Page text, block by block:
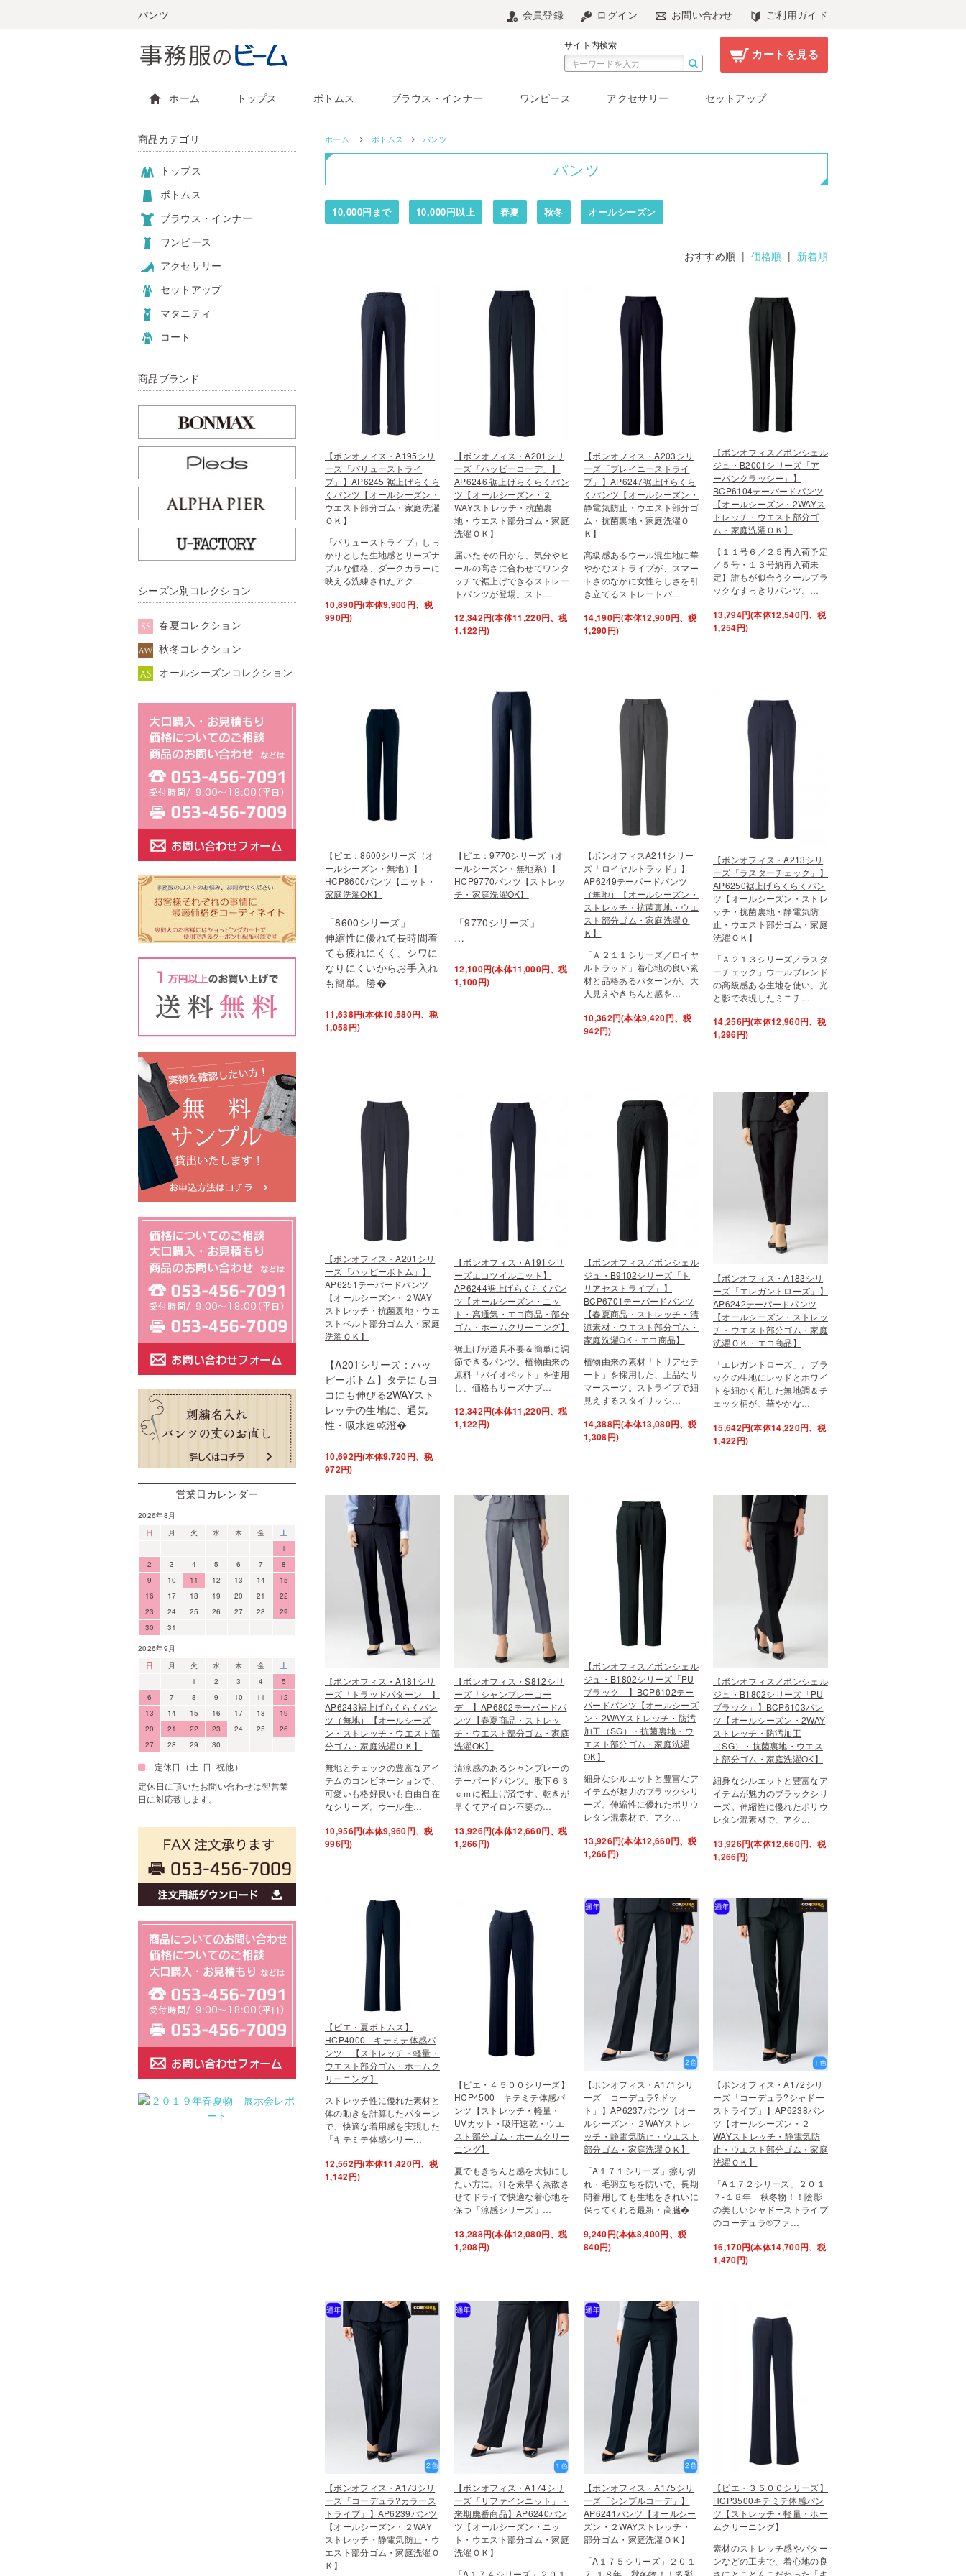
パンツ 会員登録 ログイン お問い合わせ ご利用ガイド
サイト内検索
カートを見る
ホーム トップス ボトムス ブラウス・インナー ワンピース アクセサリー セットアップ
ホーム ボトムス パンツ
パンツ
10,000円まで 10,000円以上 春夏 秋冬 オールシーズン
おすすめ順 | 価格順 | 新着順
【ボンオフィス・A195シリ
ーズ「バリューストライ
プ」】AP6245 裾上げらくら
くパンツ【オールシーズン・
ウエスト部分ゴム・家庭洗濯
ＯＫ】
「バリューストライプ」しっ
かりとした生地感とリーズナ
ブルな価格、ダークカラーに
映える洗練されたアク…
10,890円(本体9,900円、税
990円)
【ボンオフィス・A201シリ
ーズ「ハッピーコーデ」】
AP6246 裾上げらくらくパン
ツ【オールシーズン・２
WAYストレッチ・抗菌裏
地・ウエスト部分ゴム・家庭
洗濯ＯＫ】
届いたその日から、気分やヒ
ールの高さに合わせてワンタ
ッチで裾上げできるストレー
トパンツが登場。スト…
12,342円(本体11,220円、税
1,122円)
【ボンオフィス・A203シリ
ーズ「ブレイニーストライ
プ」】AP6247裾上げらくら
くパンツ【オールシーズン・
静電気防止・ウエスト部分ゴ
ム・抗菌裏地・家庭洗濯Ｏ
Ｋ】
高級感あるウール混生地に華
やかなストライプが、スマー
トさのなかに女性らしさを引
き立てるストレートパ…
14,190円(本体12,900円、税
1,290円)
【ボンオフィス／ボンシェル
ジュ・B2001シリーズ「ア
ーバンクラッシー」】
BCP6104テーパードパンツ
【オールシーズン・2WAYス
トレッチ・ウエスト部分ゴ
ム・家庭洗濯ＯＫ】
【１１号６／２５再入荷予定
／５号・１３号納再入荷未
定】誰もが似合うクールブラ
ックなすっきりパンツ。…
13,794円(本体12,540円、税
1,254円)
【ピエ：8600シリーズ（オ
ールシーズン・無地）】
HCP8600パンツ【ニット・
家庭洗濯OK】
「8600シリーズ」
伸縮性に優れて長時間着
ても疲れにくく、シワに
なりにくいからお手入れ
も簡単。勝�
11,638円(本体10,580円、税
1,058円)
【ピエ：9770シリーズ（オ
ールシーズン・無地系）】
HCP9770パンツ【ストレッ
チ・家庭洗濯OK】
「9770シリーズ」
…
12,100円(本体11,000円、税
1,100円)
【ボンオフィスA211シリー
ズ「ロイヤルトラッド」】
AP6249テーパードパンツ
（無地）【オールシーズン・
ストレッチ・抗菌裏地・ウエ
スト部分ゴム・家庭洗濯Ｏ
Ｋ】
「Ａ２１１シリーズ／ロイヤ
ルトラッド」着心地の良い素
材と品格あるパターンが、大
人見えやきちんと感を…
10,362円(本体9,420円、税
942円)
【ボンオフィス・A213シリ
ーズ「ラスターチェック」】
AP6250裾上げらくらくパン
ツ【オールシーズン・ストレ
ッチ・抗菌裏地・静電気防
止・ウエスト部分ゴム・家庭
洗濯ＯＫ】
「Ａ２１３シリーズ／ラスタ
ーチェック」ウールブレンド
の高級感ある生地を使い、光
と影で表現したミニチ…
14,256円(本体12,960円、税
1,296円)
【ボンオフィス・A201シリ
ーズ「ハッピーボトム」】
AP6251テーパードパンツ
【オールシーズン・２WAY
ストレッチ・抗菌裏地・ウエ
ストベルト部分ゴム入・家庭
洗濯ＯＫ】
【A201シリーズ：ハッ
ピーボトム】タテにもヨ
コにも伸びる2WAYスト
レッチの生地に、通気
性・吸水速乾澄�
10,692円(本体9,720円、税
972円)
【ボンオフィス・A191シリ
ーズエコツイルニット】
AP6244裾上げらくらくパン
ツ【オールシーズン・ニッ
ト・高通気・エコ商品・部分
ゴム・ホームクリーニング】
裾上げが道具不要＆簡単に調
節できるパンツ。植物由来の
原料「バイオペット」を使用
し、価格もリーズナブ…
12,342円(本体11,220円、税
1,122円)
【ボンオフィス／ボンシェル
ジュ・B9102シリーズ「ト
リアセストライプ」】
BCP6701テーパードパンツ
【春夏商品・ストレッチ・清
涼素材・ウエスト部分ゴム・
家庭洗濯OK・エコ商品】
植物由来の素材「トリアセテ
ート」を採用した、上品なサ
マースーツ。ストライプで細
見えするスタイリッシ…
14,388円(本体13,080円、税
1,308円)
【ボンオフィス・A183シリ
ーズ「エレガントローズ」】
AP6242テーパードパンツ
【オールシーズン・ストレッ
チ・ウエスト部分ゴム・家庭
洗濯ＯＫ・エコ商品】
「エレガントローズ」。ブラ
ックの生地にレッドとホワイ
トを細かく配した無地調＆チ
ェック柄が、華やかな…
15,642円(本体14,220円、税
1,422円)
【ボンオフィス・A181シリ
ーズ「トラッドパターン」】
AP6243裾上げらくらくパン
ツ（無地）【オールシーズ
ン・ストレッチ・ウエスト部
分ゴム・家庭洗濯ＯＫ】
無地とチェックの豊富なアイ
テムのコンビネーションで、
可愛いも格好良いも自由自在
なシリーズ。ウール生…
10,956円(本体9,960円、税
996円)
【ボンオフィス・S812シリ
ーズ「シャンブレーコー
デ」】AP6802テーパードパ
ンツ【春夏商品・ストレッ
チ・ウエスト部分ゴム・家庭
洗濯OK】
清涼感のあるシャンブレーの
テーパードパンツ。股下６３
ｃｍに裾上げ済です。乾きが
早くてアイロン不要の…
13,926円(本体12,660円、税
1,266円)
【ボンオフィス／ボンシェル
ジュ・B1802シリーズ「PU
ブラック」】BCP6102テー
パードパンツ【オールシーズ
ン・2WAYストレッチ・防汚
加工（SG）・抗菌裏地・ウ
エスト部分ゴム・家庭洗濯
OK】
細身なシルエットと豊富なア
イテムが魅力のブラックシリ
ーズ。伸縮性に優れたポリウ
レタン混素材で、アク…
13,926円(本体12,660円、税
1,266円)
【ボンオフィス／ボンシェル
ジュ・B1802シリーズ「PU
ブラック」】BCP6103パン
ツ【オールシーズン・2WAY
ストレッチ・防汚加工
（SG）・抗菌裏地・ウエス
ト部分ゴム・家庭洗濯OK】
細身なシルエットと豊富なア
イテムが魅力のブラックシリ
ーズ。伸縮性に優れたポリウ
レタン混素材で、アク…
13,926円(本体12,660円、税
1,266円)
【ピエ・夏ボトムス】
HCP4000 キテミテ体感パ
ンツ 【ストレッチ・軽量・
ウエスト部分ゴム・ホームク
リーニング】
ストレッチ性に優れた素材と
体の動きを計算したパターン
で、快適な着用感を実現した
「キテミテ体感シリー…
12,562円(本体11,420円、税
1,142円)
【ピエ・４５００シリーズ】
HCP4500 キテミテ体感パ
ンツ【ストレッチ・軽量・
UVカット・吸汗速乾・ウエ
スト部分ゴム・ホームクリー
ニング】
夏でもきちんと感を大切にし
たい方に。汗を素早く蒸散さ
せてドライで快適な着心地を
保つ「涼感シリーズ」…
13,288円(本体12,080円、税
1,208円)
【ボンオフィス・A171シリ
ーズ「コーデュラ?ドッ
ト」】AP6237パンツ【オー
ルシーズン・２WAYストレ
ッチ・静電気防止・ウエスト
部分ゴム・家庭洗濯ＯＫ】
「A１７１シリーズ」擦り切
れ・毛羽立ちを防いで、長期
間着用しても生地をきれいに
保ってくれる最新・高臓�
9,240円(本体8,400円、税
840円)
【ボンオフィス・A172シリ
ーズ「コーデュラ?シャドー
ストライプ」】AP6238パン
ツ【オールシーズン・２
WAYストレッチ・静電気防
止・ウエスト部分ゴム・家庭
洗濯ＯＫ】
「A１７２シリーズ」２０１
７-１８年 秋冬物！！陰影
の美しいシャドーストライプ
のコーデュラ®ファ…
16,170円(本体14,700円、税
1,470円)
【ボンオフィス・A173シリ
ーズ「コーデュラ?カラース
トライプ」】AP6239パンツ
【オールシーズン・２WAY
ストレッチ・静電気防止・ウ
エスト部分ゴム・家庭洗濯Ｏ
Ｋ】
【ボンオフィス・A174シリ
ーズ「リファインニット」・
来期廃番商品】AP6240パン
ツ【オールシーズン・ニッ
ト・ウエスト部分ゴム・家庭
洗濯ＯＫ】
【ボンオフィス・A175シリ
ーズ「シンプルコーデ」】
AP6241パンツ【オールシー
ズン・２WAYストレッチ・
部分ゴム・家庭洗濯ＯＫ】
「A１７５シリーズ」２０１
【ピエ・３５００シリーズ】
HCP3500キテミテ体感パン
ツ【ストレッチ・軽量・ホー
ムクリーニング】
素材のストレッチ感やパター
ンなどの工夫で、着心地の良
商品カテゴリ
トップス
ボトムス
ブラウス・インナー
ワンピース
アクセサリー
セットアップ
マタニティ
コート
商品ブランド
シーズン別コレクション
春夏コレクション
秋冬コレクション
オールシーズンコレクション
営業日カレンダー
2026年8月
日
月 火 水 木 金
土
1
2
3 4 5 6 7
8
9
10 11 12 13 14
15
16
17 18 19 20 21
22
23
24 25 26 27 28
29
30
31
2026年9月
日
月 火 水 木 金
土
1
2 3 4
5
6
7 8 9 10 11
12
13
14 15 16 17 18
19
20
21 22 23 24 25
26
27
28 29 30
…定休日（土･日･祝他）
定休日に頂いたお問い合わせは翌営業
日に対応致します。